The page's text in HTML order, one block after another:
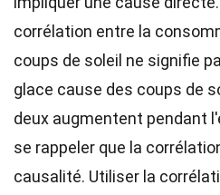
corrélation entre la
coups de soleil ne signifie
glace cause des coups de
deux augmentent pendant
se rappeler que la
causalité. Utiliser la